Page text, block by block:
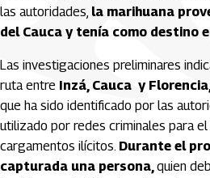
las autoridades, la marihuana
del Cauca y tenía como destino
Las investigaciones preliminares
ruta entre Inzá, Cauca y
que ha sido identificado por las
utilizado por redes criminales para
cargamentos ilícitos. Durante el
capturada una persona,quien